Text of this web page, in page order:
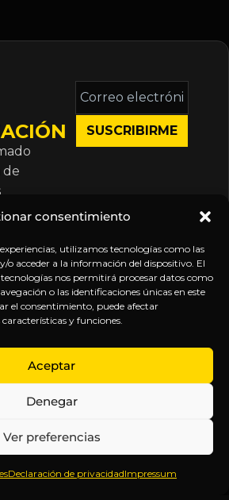
consentimiento
utilizamos tecnologías como las
o acceder a la información del dispositivo. El
nos permitirá procesar datos como
o las identificaciones únicas en este
el consentimiento, puede afectar
y funciones.
Aceptar
Denegar
Ver preferencias
Declaración de privacidadImpressum
de
Correo
electrónico
*
Sobre
Contenido
LEGAL
Política
de
Términos y
Aviso
SÍGUENOS